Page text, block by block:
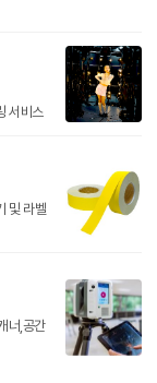
서비스
및 라벨
너,공간